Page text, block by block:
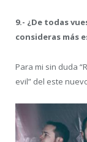
9.- ¿De todas
consideras más
Para mi sin duda
evil” del este